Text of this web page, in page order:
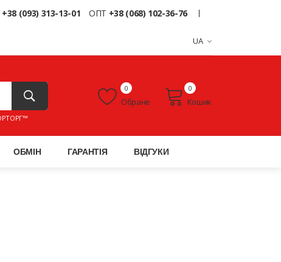
+38 (093) 313-13-01 ОПТ +38 (068) 102-36-76
UA
Обране
0
Кошик
0
ОБМІН ГАРАНТІЯ ВІДГУКИ